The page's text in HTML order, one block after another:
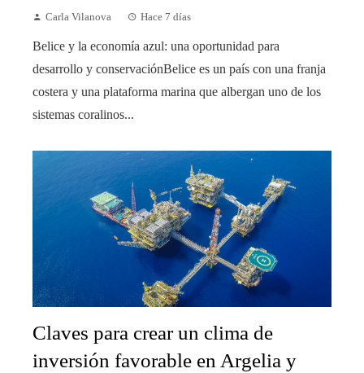
Carla Vilanova Hace 7 días
Belice y la economía azul: una oportunidad para
desarrollo y conservaciónBelice es un país con una franja
costera y una plataforma marina que albergan uno de los
sistemas coralinos...
Claves para crear un clima de
inversión favorable en Argelia y